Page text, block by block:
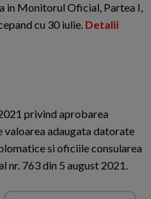
in Monitorul Oficial, Partea I,
cu 30 iulie. Detalii
privind aprobarea
valoarea adaugata datorate
si oficiile consularea
763 din 5 august 2021.